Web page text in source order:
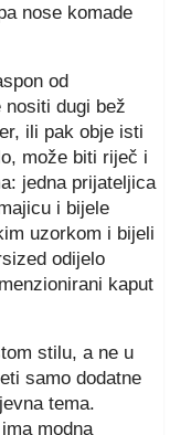
nose komade
od
nositi dugi bež
ili pak obje isti
može biti riječ i
jedna prijateljica
i bijele
uzorkom i bijeli
odijelo
kaput
stilu, a ne u
samo dodatne
tema.
modna